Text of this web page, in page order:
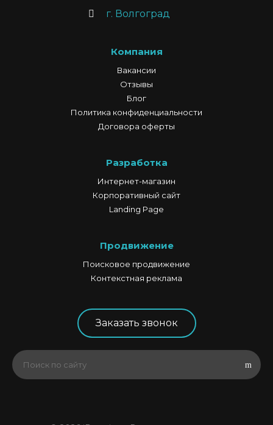
г. Волгоград
Компания
Вакансии
Отзывы
Блог
Политика конфиденциальности
Договора оферты
Разработка
Интернет-магазин
Корпоративный сайт
Landing Page
Продвижение
Поисковое продвижение
Контекстная реклама
Заказать звонок